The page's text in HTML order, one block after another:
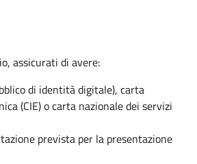
assicurati di avere:
di identità digitale), carta
(CIE) o carta nazionale dei servizi
prevista per la presentazione